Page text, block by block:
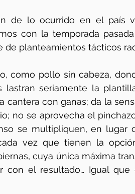
de lo ocurrido en el país
con la temporada
de planteamientos tácticos
como pollo sin cabeza,
lastran seriamente la
cantera con ganas; da la
no se aprovecha el
se multipliquen, en lugar
vez que tienen la
cuya única máxima
con el resultado… Igual que